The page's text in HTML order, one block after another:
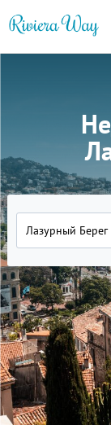
Лазурный Берег